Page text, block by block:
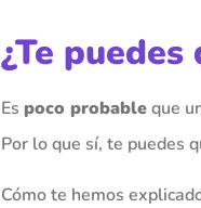
¿Te
Es poco probableque
Por lo que sí, te puedes
Cómo te hemos